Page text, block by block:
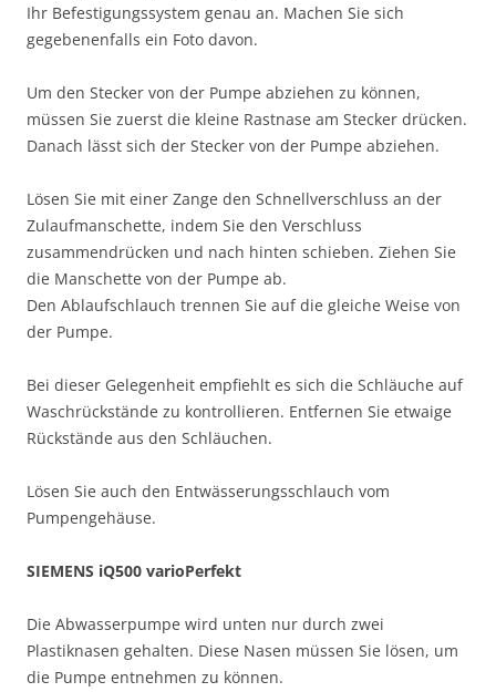
Ihr Befestigungssystem genau an. Machen Sie sich
gegebenenfalls ein Foto davon.
Um den Stecker von der Pumpe abziehen zu können,
müssen Sie zuerst die kleine Rastnase am Stecker drücken.
Danach lässt sich der Stecker von der Pumpe abziehen.
Lösen Sie mit einer Zange den Schnellverschluss an der
Zulaufmanschette, indem Sie den Verschluss
zusammendrücken und nach hinten schieben. Ziehen Sie
die Manschette von der Pumpe ab.
Den Ablaufschlauch trennen Sie auf die gleiche Weise von
der Pumpe.
Bei dieser Gelegenheit empfiehlt es sich die Schläuche auf
Waschrückstände zu kontrollieren. Entfernen Sie etwaige
Rückstände aus den Schläuchen.
Lösen Sie auch den Entwässerungsschlauch vom
Pumpengehäuse.
SIEMENS iQ500 varioPerfekt
Die Abwasserpumpe wird unten nur durch zwei
Plastiknasen gehalten. Diese Nasen müssen Sie lösen, um
die Pumpe entnehmen zu können.